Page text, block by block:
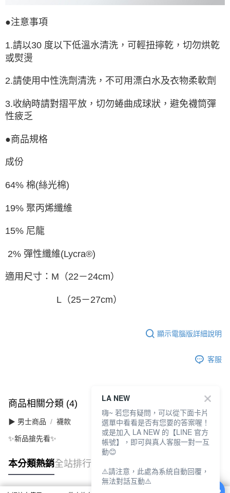
●注意事項
1.請以30 度以下低溫水清洗，可輕扭擰乾，切勿烘乾
或熨燙
2.請使用中性洗劑清洗，不可用漂白水及衣物柔軟劑
3.收納時請對摺平放，切勿蜷曲成球狀，避免襪筒彈
性疲乏
●商品規格
成份
64% 棉(絲光棉)
19% 聚丙烯纖維
15% 尼龍
2% 彈性纖維(Lycra®)
適用尺寸：M（22－24cm）
L（25－27cm）
顯示電腦版詳細說明
客服
商品相關分類 (4) 查看全部
▶ 男士商品 襪款
✨新品搶先看✨
本分類熱銷全站排行
LA NEW
嗨~ 若您有疑問，可以從下面卡片
選單中看看是否有您要的答案喔！
或是加入 LA NEW 的【LINE 官方
帳號】，即可與真人客服一對一互
動😊
⚠️請注意，此處為系統自動回覆，
無法對話互動⚠️